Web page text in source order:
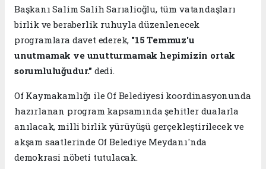
Başkanı Salim Salih Sarıalioğlu, tüm vatandaşları
birlik ve beraberlik ruhuyla düzenlenecek
programlara davet ederek, "15 Temmuz'u
unutmamak ve unutturmamak hepimizin ortak
sorumluluğudur." dedi.
Of Kaymakamlığı ile Of Belediyesi koordinasyonunda
hazırlanan program kapsamında şehitler dualarla
anılacak, milli birlik yürüyüşü gerçekleştirilecek ve
akşam saatlerinde Of Belediye Meydanı'nda
demokrasi nöbeti tutulacak.